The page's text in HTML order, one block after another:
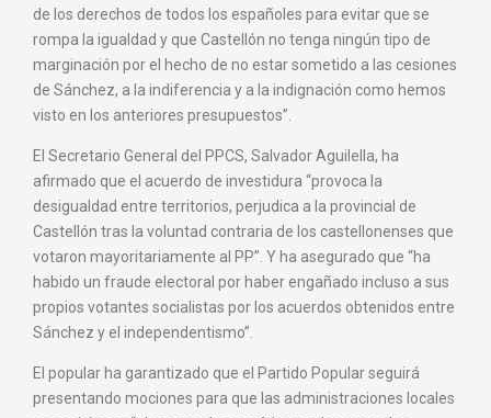
de los derechos de todos los españoles para evitar que se
rompa la igualdad y que Castellón no tenga ningún tipo de
marginación por el hecho de no estar sometido a las cesiones
de Sánchez, a la indiferencia y a la indignación como hemos
visto en los anteriores presupuestos”.
El Secretario General del PPCS, Salvador Aguilella, ha
afirmado que el acuerdo de investidura “provoca la
desigualdad entre territorios, perjudica a la provincial de
Castellón tras la voluntad contraria de los castellonenses que
votaron mayoritariamente al PP”. Y ha asegurado que “ha
habido un fraude electoral por haber engañado incluso a sus
propios votantes socialistas por los acuerdos obtenidos entre
Sánchez y el independentismo”.
El popular ha garantizado que el Partido Popular seguirá
presentando mociones para que las administraciones locales